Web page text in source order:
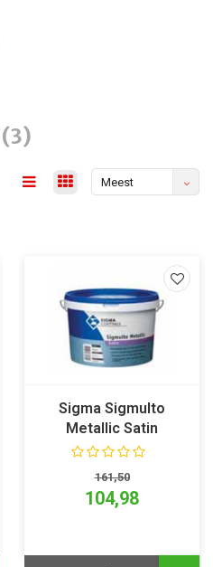
(3)
Meest
Sigma Sigmulto
Metallic Satin
161,50
104,98